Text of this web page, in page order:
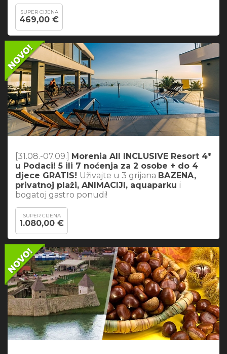
SUPER CIJENA
469,00 €
[31.08.-07.09.] Morenia All INCLUSIVE Resort 4*
u Podaci! 5 ili 7 noćenja za 2 osobe + do 4
djece GRATIS! Uživajte u 3 grijana BAZENA,
privatnoj plaži, ANIMACIJI, aquaparku i
bogatoj gastro ponudi!
SUPER CIJENA
1.080,00 €